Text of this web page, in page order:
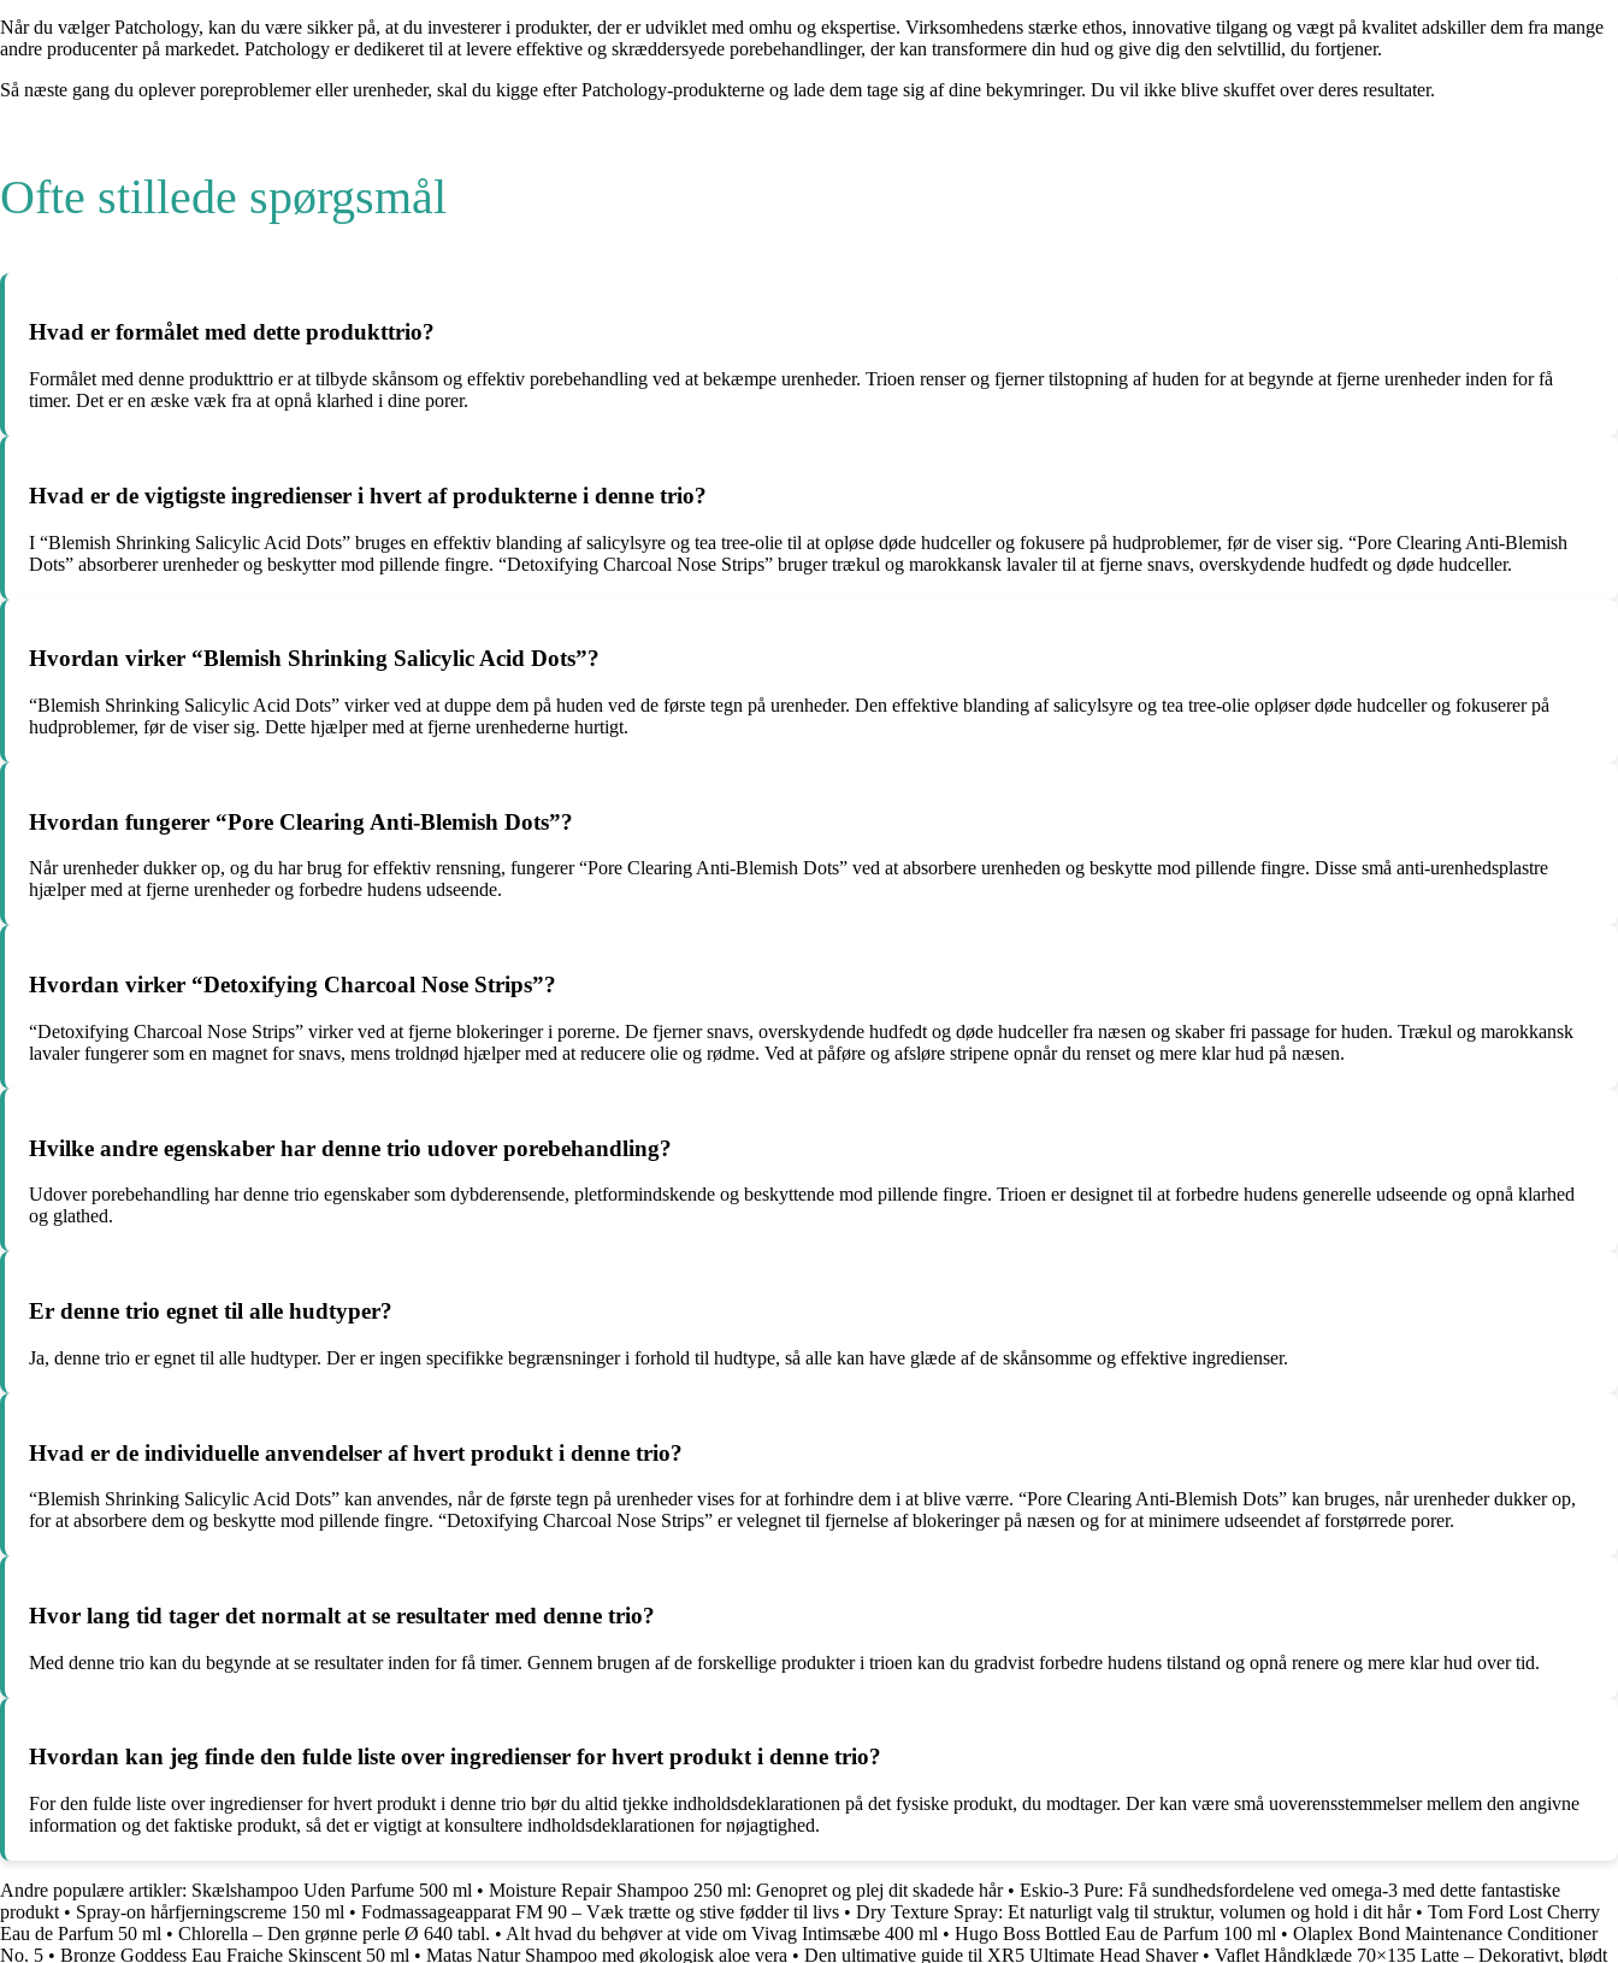
Når du vælger Patchology, kan du være sikker på, at du investerer i produkter, der er udviklet med omhu og ekspertise. Virksomhedens stærke ethos, innovative tilgang og vægt på kvalitet adskiller dem fra mange
andre producenter på markedet. Patchology er dedikeret til at levere effektive og skræddersyede porebehandlinger, der kan transformere din hud og give dig den selvtillid, du fortjener.
Så næste gang du oplever poreproblemer eller urenheder, skal du kigge efter Patchology-produkterne og lade dem tage sig af dine bekymringer. Du vil ikke blive skuffet over deres resultater.
Ofte stillede spørgsmål
Hvad er formålet med dette produkttrio?
Formålet med denne produkttrio er at tilbyde skånsom og effektiv porebehandling ved at bekæmpe urenheder. Trioen renser og fjerner tilstopning af huden for at begynde at fjerne urenheder inden for få
timer. Det er en æske væk fra at opnå klarhed i dine porer.
Hvad er de vigtigste ingredienser i hvert af produkterne i denne trio?
I “Blemish Shrinking Salicylic Acid Dots” bruges en effektiv blanding af salicylsyre og tea tree-olie til at opløse døde hudceller og fokusere på hudproblemer, før de viser sig. “Pore Clearing Anti-Blemish
Dots” absorberer urenheder og beskytter mod pillende fingre. “Detoxifying Charcoal Nose Strips” bruger trækul og marokkansk lavaler til at fjerne snavs, overskydende hudfedt og døde hudceller.
Hvordan virker “Blemish Shrinking Salicylic Acid Dots”?
“Blemish Shrinking Salicylic Acid Dots” virker ved at duppe dem på huden ved de første tegn på urenheder. Den effektive blanding af salicylsyre og tea tree-olie opløser døde hudceller og fokuserer på
hudproblemer, før de viser sig. Dette hjælper med at fjerne urenhederne hurtigt.
Hvordan fungerer “Pore Clearing Anti-Blemish Dots”?
Når urenheder dukker op, og du har brug for effektiv rensning, fungerer “Pore Clearing Anti-Blemish Dots” ved at absorbere urenheden og beskytte mod pillende fingre. Disse små anti-urenhedsplastre
hjælper med at fjerne urenheder og forbedre hudens udseende.
Hvordan virker “Detoxifying Charcoal Nose Strips”?
“Detoxifying Charcoal Nose Strips” virker ved at fjerne blokeringer i porerne. De fjerner snavs, overskydende hudfedt og døde hudceller fra næsen og skaber fri passage for huden. Trækul og marokkansk
lavaler fungerer som en magnet for snavs, mens troldnød hjælper med at reducere olie og rødme. Ved at påføre og afsløre stripene opnår du renset og mere klar hud på næsen.
Hvilke andre egenskaber har denne trio udover porebehandling?
Udover porebehandling har denne trio egenskaber som dybderensende, pletformindskende og beskyttende mod pillende fingre. Trioen er designet til at forbedre hudens generelle udseende og opnå klarhed
og glathed.
Er denne trio egnet til alle hudtyper?
Ja, denne trio er egnet til alle hudtyper. Der er ingen specifikke begrænsninger i forhold til hudtype, så alle kan have glæde af de skånsomme og effektive ingredienser.
Hvad er de individuelle anvendelser af hvert produkt i denne trio?
“Blemish Shrinking Salicylic Acid Dots” kan anvendes, når de første tegn på urenheder vises for at forhindre dem i at blive værre. “Pore Clearing Anti-Blemish Dots” kan bruges, når urenheder dukker op,
for at absorbere dem og beskytte mod pillende fingre. “Detoxifying Charcoal Nose Strips” er velegnet til fjernelse af blokeringer på næsen og for at minimere udseendet af forstørrede porer.
Hvor lang tid tager det normalt at se resultater med denne trio?
Med denne trio kan du begynde at se resultater inden for få timer. Gennem brugen af de forskellige produkter i trioen kan du gradvist forbedre hudens tilstand og opnå renere og mere klar hud over tid.
Hvordan kan jeg finde den fulde liste over ingredienser for hvert produkt i denne trio?
For den fulde liste over ingredienser for hvert produkt i denne trio bør du altid tjekke indholdsdeklarationen på det fysiske produkt, du modtager. Der kan være små uoverensstemmelser mellem den angivne
information og det faktiske produkt, så det er vigtigt at konsultere indholdsdeklarationen for nøjagtighed.
Andre populære artikler: Skælshampoo Uden Parfume 500 ml • Moisture Repair Shampoo 250 ml: Genopret og plej dit skadede hår• Eskio-3 Pure: Få sundhedsfordelene ved omega-3 med dette fantastiske
produkt • Spray-on hårfjerningscreme 150 ml • Fodmassageapparat FM 90 – Væk trætte og stive fødder til livs • Dry Texture Spray: Et naturligt valg til struktur, volumen og hold i dit hår• Tom Ford Lost Cherry
Eau de Parfum 50 ml • Chlorella – Den grønne perle Ø 640 tabl. • Alt hvad du behøver at vide om Vivag Intimsæbe 400 ml • Hugo Boss Bottled Eau de Parfum 100 ml • Olaplex Bond Maintenance Conditioner
No. 5 • Bronze Goddess Eau Fraiche Skinscent 50 ml • Matas Natur Shampoo med økologisk aloe vera • Den ultimative guide til XR5 Ultimate Head Shaver• Vaflet Håndklæde 70×135 Latte – Dekorativt, blødt